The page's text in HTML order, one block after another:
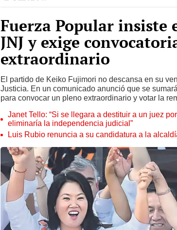
Fuerza Popular insiste
JNJ y exige
extraordinario
Justicia. En un comunicado anunció que se
para convocar un pleno extraordinario y votar la
Janet Tello: “Si se llegara a destituir a un juez
eliminaría la independencia judicial”
Luis Rubio renuncia a su candidatura a la